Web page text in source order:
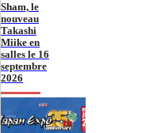
Sham, le
nouveau
Takashi
Miike en
salles le 16
septembre
2026